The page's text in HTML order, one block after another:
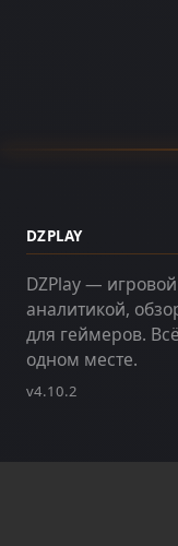
DZPLAY
DZPlay —
аналитикой,
для геймеров.
одном месте.
v4.10.2